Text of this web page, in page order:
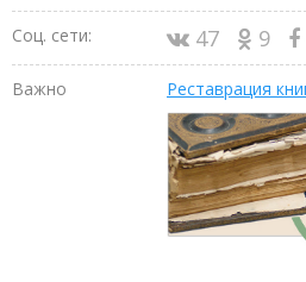
Соц. сети: 47 9
Важно Реставрация